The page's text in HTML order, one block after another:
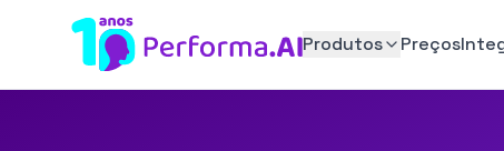
Produtos Preços